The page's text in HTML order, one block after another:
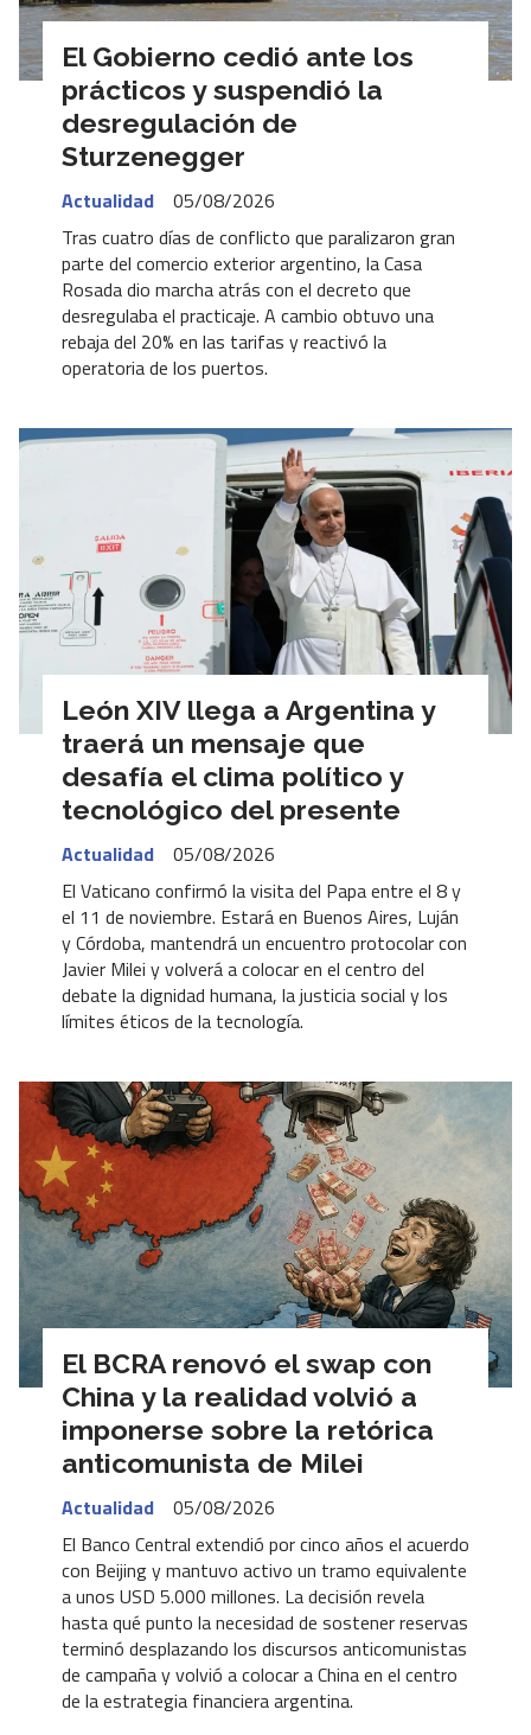
El Gobierno cedió ante los
prácticos y suspendió la
desregulación de
Sturzenegger
Actualidad
05/08/2026
Tras cuatro días de conflicto que paralizaron gran
parte del comercio exterior argentino, la Casa
Rosada dio marcha atrás con el decreto que
desregulaba el practicaje. A cambio obtuvo una
rebaja del 20% en las tarifas y reactivó la
operatoria de los puertos.
León XIV llega a Argentina y
traerá un mensaje que
desafía el clima político y
tecnológico del presente
Actualidad
05/08/2026
El Vaticano confirmó la visita del Papa entre el 8 y
el 11 de noviembre. Estará en Buenos Aires, Luján
y Córdoba, mantendrá un encuentro protocolar con
Javier Milei y volverá a colocar en el centro del
debate la dignidad humana, la justicia social y los
límites éticos de la tecnología.
El BCRA renovó el swap con
China y la realidad volvió a
imponerse sobre la retórica
anticomunista de Milei
Actualidad
05/08/2026
El Banco Central extendió por cinco años el acuerdo
con Beijing y mantuvo activo un tramo equivalente
a unos USD 5.000 millones. La decisión revela
hasta qué punto la necesidad de sostener reservas
terminó desplazando los discursos anticomunistas
de campaña y volvió a colocar a China en el centro
de la estrategia financiera argentina.